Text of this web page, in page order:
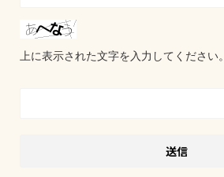
上に表示された文字を入力してください。